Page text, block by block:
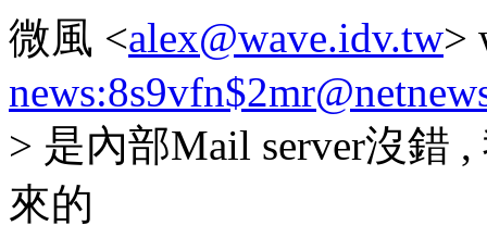
微風 <alex@wave.idv.tw>
> 是內部Mail server沒錯
來的